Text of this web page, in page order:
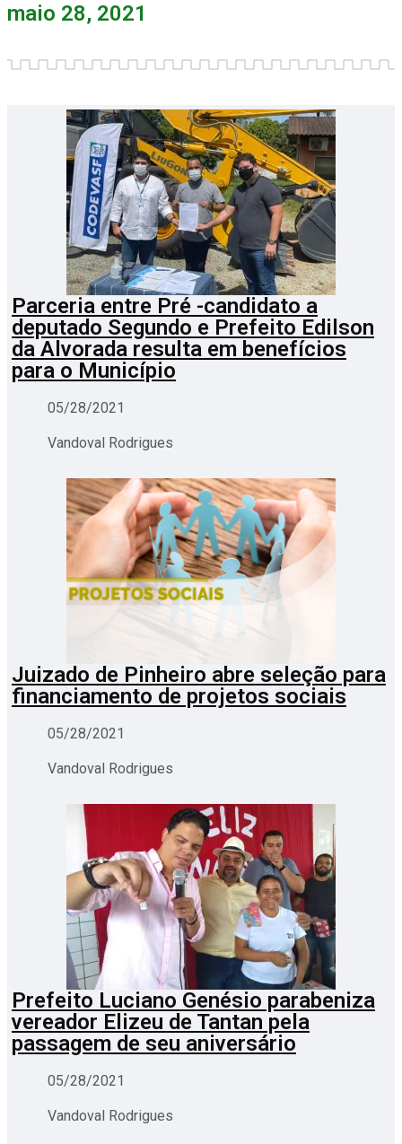
maio 28, 2021
Parceria entre Pré -candidato a
deputado Segundo e Prefeito Edilson
da Alvorada resulta em benefícios
para o Município
05/28/2021
Vandoval Rodrigues
Juizado de Pinheiro abre seleção para
financiamento de projetos sociais
05/28/2021
Vandoval Rodrigues
Prefeito Luciano Genésio parabeniza
vereador Elizeu de Tantan pela
passagem de seu aniversário
05/28/2021
Vandoval Rodrigues